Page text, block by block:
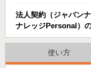
法人契約（ジャパン
ナレッジPersonal）
使い方